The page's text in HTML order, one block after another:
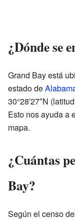
¿Dónde se
Grand Bay está
estado de
30°28′27″N
Esto nos ayuda a
mapa.
¿Cuántas
Bay?
Según el censo